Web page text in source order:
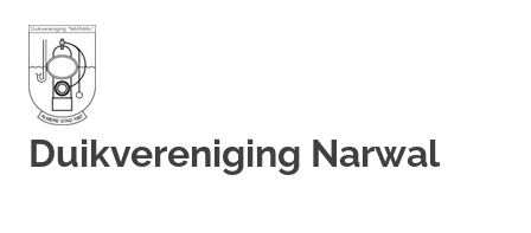
Duikvereniging Narwal